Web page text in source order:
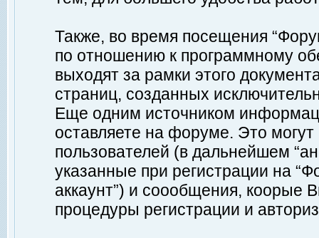
Также, во время посещения
по отношению к программному
выходят за рамки этого
страниц, созданных
Еще одним источником
оставляете на форуме. Это
пользователей (в дальнейшем
указанные при регистрации на
аккаунт”) и соообщения, коорые
процедуры регистрации и